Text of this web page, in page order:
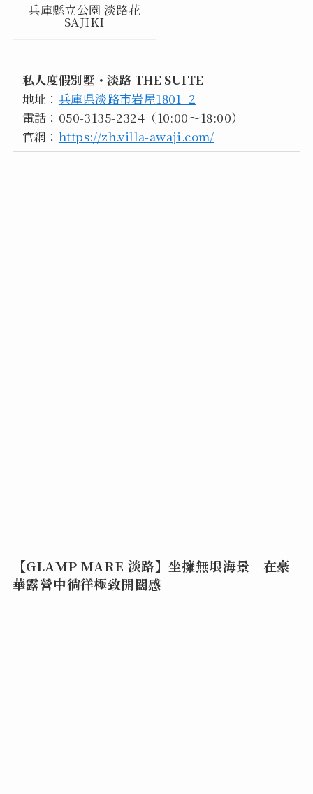
兵庫縣立公園 淡路花
SAJIKI
私人度假別墅・淡路 THE SUITE
地址： 兵庫県淡路市岩屋1801−2
電話：050-3135-2324（10:00～18:00）
官網： https://zh.villa-awaji.com/
【GLAMP MARE 淡路】坐擁無垠海景 在豪
華露營中徜徉極致開闊感